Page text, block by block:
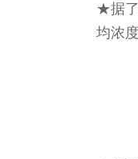
★据了
均浓